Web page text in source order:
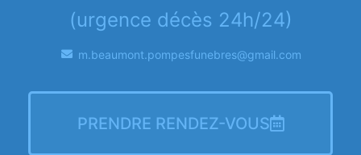
(urgence décès 24h/24)
m.beaumont.pompesfunebres@gmail.com
PRENDRE RENDEZ-VOUS